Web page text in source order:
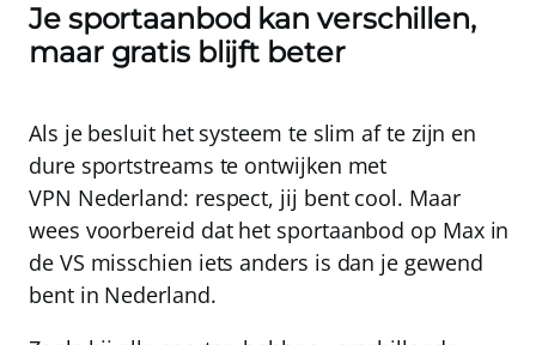
Je sportaanbod kan verschillen,
maar gratis blijft beter
Als je besluit het systeem te slim af te zijn en
dure sportstreams te ontwijken met
VPN Nederland: respect, jij bent cool. Maar
wees voorbereid dat het sportaanbod op Max in
de VS misschien iets anders is dan je gewend
bent in Nederland.